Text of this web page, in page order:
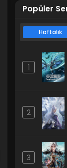
Popüler
Haftalık
1
2
3